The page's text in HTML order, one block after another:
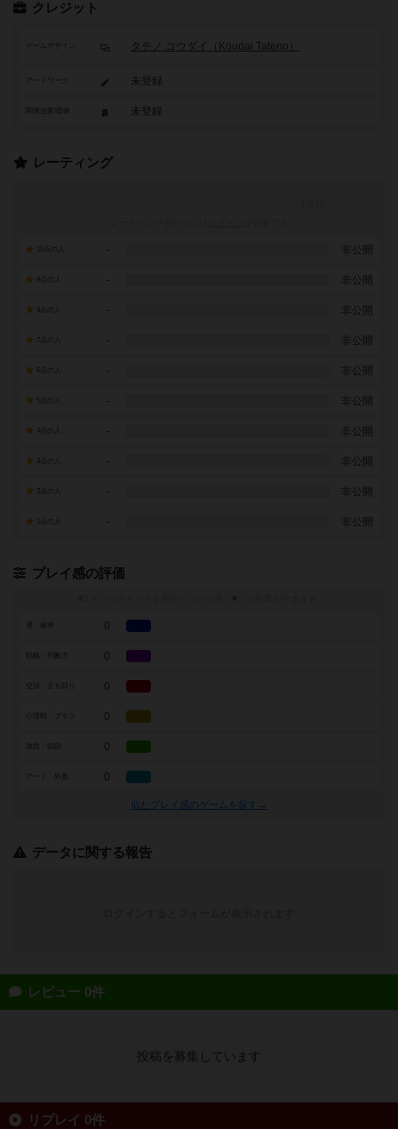
クレジット
ゲームデザイン タテノ コウダイ（Koudai Tateno）
アートワーク 未登録
未登録
レーティング
- 非公開
- 非公開
- 非公開
7点の人 - 非公開
- 非公開
- 非公開
- 非公開
- 非公開
- 非公開
- 非公開
プレイ感の評価
※
0
戦略・判断力 0
0
0
0
アート・外見 0
似たプレイ感のゲームを探す→
データに関する報告
レビュー 0件
投稿を募集しています
リプレイ 0件